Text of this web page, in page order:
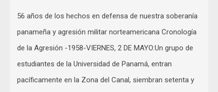
56 años de los hechos en defensa de nuestra soberanía
panameña y agresión militar norteamericana Cronología
de la Agresión -1958-VIERNES, 2 DE MAYO:Un grupo de
estudiantes de la Universidad de Panamá, entran
pacíficamente en la Zona del Canal, siembran setenta y